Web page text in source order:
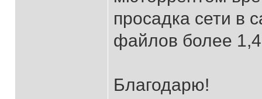
просадка сети в
файлов более
Благодарю!